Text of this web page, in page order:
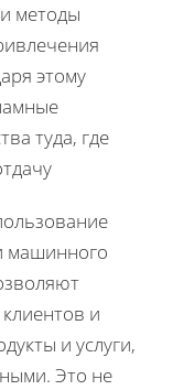
методы
этому
туда, где
машинного
и
и услуги,
Это не